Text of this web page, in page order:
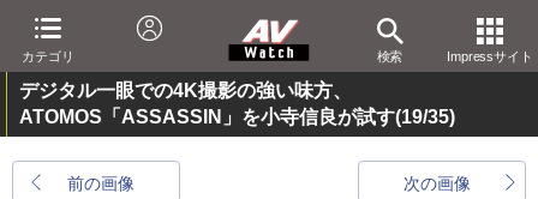
カテゴリ 検索 Impressサイト
デジタル一眼での4K撮影の強い味方、
ATOMOS「ASSASSIN」を小寺信良が試す(19/35)
前の画像 次の画像